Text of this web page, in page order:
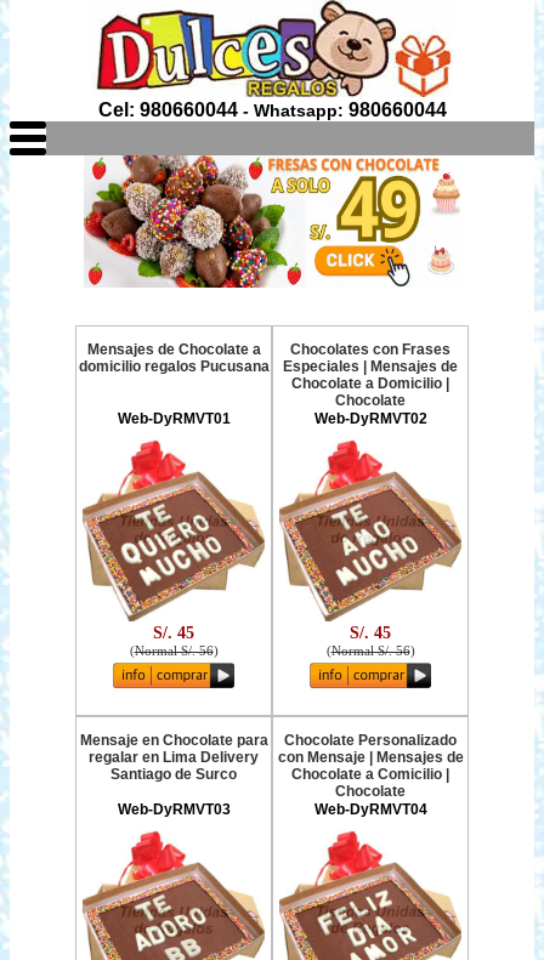
Cel: 980660044- Whatsapp: 980660044
Mensajes de Chocolate a
domicilio regalos Pucusana
Web-DyRMVT01
S/. 45
(Normal S/. 56)
Chocolates con Frases
Especiales | Mensajes de
Chocolate a Domicilio |
Chocolate
Web-DyRMVT02
S/. 45
(Normal S/. 56)
Mensaje en Chocolate para
regalar en Lima Delivery
Santiago de Surco
Web-DyRMVT03
Chocolate Personalizado
con Mensaje | Mensajes de
Chocolate a Comicilio |
Chocolate
Web-DyRMVT04